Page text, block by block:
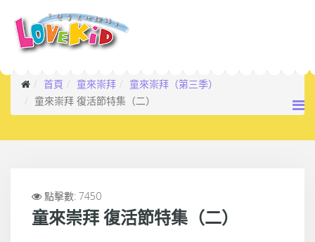
首頁 童來崇拜
童來崇拜（第三季）
童來崇拜 復活節特集（二）
點擊數: 7450
童來崇拜 復活節特集（二）